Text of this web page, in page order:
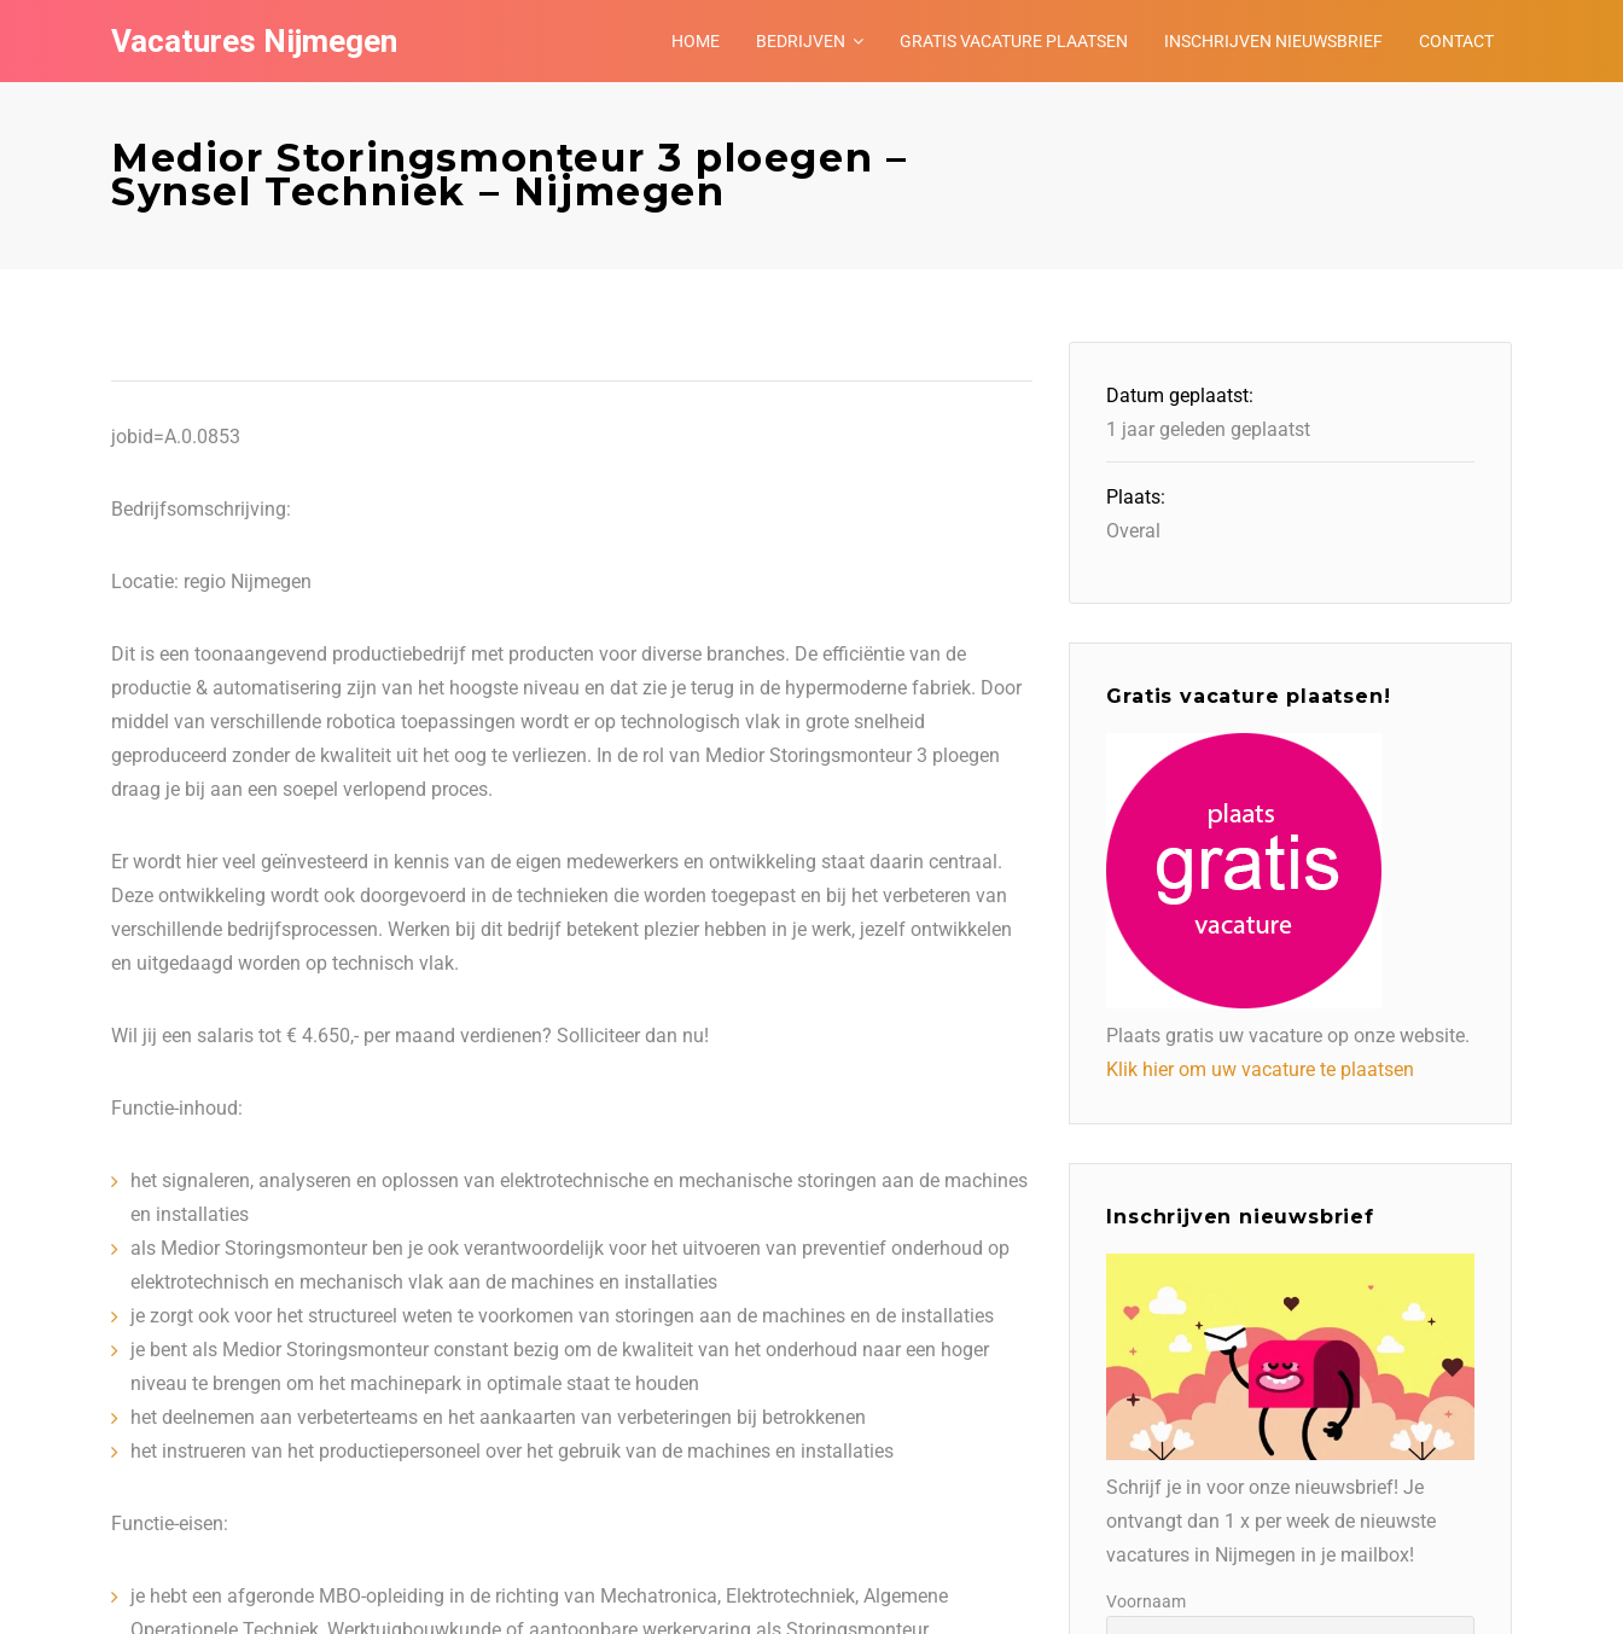
Vacatures Nijmegen HOME BEDRIJVEN GRATIS VACATURE PLAATSEN INSCHRIJVEN NIEUWSBRIEF CONTACT
Medior Storingsmonteur 3 ploegen –
Synsel Techniek – Nijmegen
jobid=A.0.0853
Bedrijfsomschrijving:
Locatie: regio Nijmegen
Dit is een toonaangevend productiebedrijf met producten voor diverse branches. De efficiëntie van de
productie & automatisering zijn van het hoogste niveau en dat zie je terug in de hypermoderne fabriek. Door
middel van verschillende robotica toepassingen wordt er op technologisch vlak in grote snelheid
geproduceerd zonder de kwaliteit uit het oog te verliezen. In de rol van Medior Storingsmonteur 3 ploegen
draag je bij aan een soepel verlopend proces.
Er wordt hier veel geïnvesteerd in kennis van de eigen medewerkers en ontwikkeling staat daarin centraal.
Deze ontwikkeling wordt ook doorgevoerd in de technieken die worden toegepast en bij het verbeteren van
verschillende bedrijfsprocessen. Werken bij dit bedrijf betekent plezier hebben in je werk, jezelf ontwikkelen
en uitgedaagd worden op technisch vlak.
Wil jij een salaris tot € 4.650,- per maand verdienen? Solliciteer dan nu!
Functie-inhoud:
het signaleren, analyseren en oplossen van elektrotechnische en mechanische storingen aan de machines
en installaties
als Medior Storingsmonteur ben je ook verantwoordelijk voor het uitvoeren van preventief onderhoud op
elektrotechnisch en mechanisch vlak aan de machines en installaties
je zorgt ook voor het structureel weten te voorkomen van storingen aan de machines en de installaties
je bent als Medior Storingsmonteur constant bezig om de kwaliteit van het onderhoud naar een hoger
niveau te brengen om het machinepark in optimale staat te houden
het deelnemen aan verbeterteams en het aankaarten van verbeteringen bij betrokkenen
het instrueren van het productiepersoneel over het gebruik van de machines en installaties
Functie-eisen:
je hebt een afgeronde MBO-opleiding in de richting van Mechatronica, Elektrotechniek, Algemene
Datum geplaatst:
1 jaar geleden geplaatst
Plaats:
Overal
Gratis vacature plaatsen!
Plaats gratis uw vacature op onze website.
Klik hier om uw vacature te plaatsen
Inschrijven nieuwsbrief
Schrijf je in voor onze nieuwsbrief! Je
ontvangt dan 1 x per week de nieuwste
vacatures in Nijmegen in je mailbox!
Voornaam